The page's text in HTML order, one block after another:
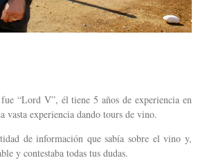
“Lord V”, él tiene 5 años de experiencia en
vasta experiencia dando tours de vino.
de información que sabía sobre el vino y,
y contestaba todas tus dudas.